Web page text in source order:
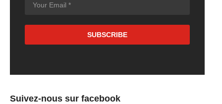
Suivez-nous sur facebook